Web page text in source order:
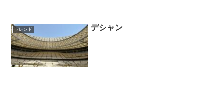
トレンド デシャン